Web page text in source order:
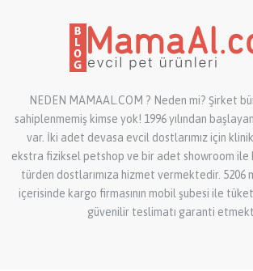
NEDEN MAMAAL.COM ? Neden mi? Şirket
sahiplenmemiş kimse yok! 1996 yılından
var. İki adet devasa evcil dostlarımız için
ekstra fiziksel petshop ve bir adet showroom ile
türden dostlarımıza hizmet vermektedir. 5206
içerisinde kargo firmasının mobil şubesi ile
güvenilir teslimatı garanti